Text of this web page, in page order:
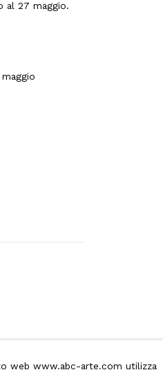
al 27 maggio.
webwww.abc-arte.com utilizza